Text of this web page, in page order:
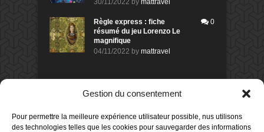
Gestion du consentement
Pour permettre la meilleure expérience utilisateur possible, nus utilisons
des technologies telles que les cookies pour sauvegarder des informations
30/11/2022 by mattravel
Règle express : fiche
résumé du jeu Lorenzo Le
magnifique
04/11/2022 by mattravel
0
DERNIERS AVIS DES MEMBRES
Avis de morlockbob
Sur le jeu Collect!